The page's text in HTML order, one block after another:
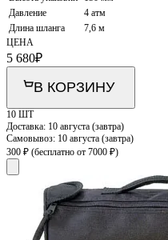
Давление
4 атм
Длина шланга
7,6 м
ЦЕНА
5 680₽
В КОРЗИНУ
10 ШТ
Доставка: 10 августа (завтра)
Самовывоз: 10 августа (завтра)
300 ₽ (бесплатно от 7000 ₽)